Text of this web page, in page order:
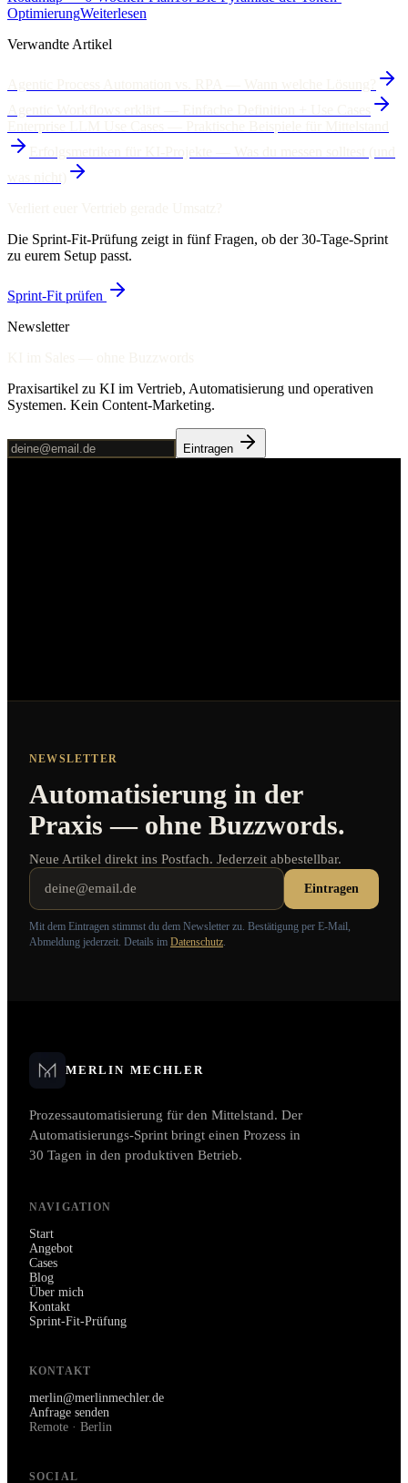
OptimierungWeiterlesen
Verwandte Artikel
Die Sprint-Fit-Prüfung zeigt in fünf Fragen, ob der 30-Tage-Sprint
zu eurem Setup passt.
Sprint-Fit prüfen
Newsletter
Praxisartikel zu KI im Vertrieb, Automatisierung und operativen
Systemen. Kein Content-Marketing.
Eintragen
NEWSLETTER
Automatisierung in der
Praxis — ohne Buzzwords.
Neue Artikel direkt ins Postfach. Jederzeit abbestellbar.
Eintragen
Mit dem Eintragen stimmst du dem Newsletter zu. Bestätigung per E-Mail,
Abmeldung jederzeit. Details im
Datenschutz
MERLIN MECHLER
Prozessautomatisierung für den Mittelstand. Der
Automatisierungs-Sprint bringt einen Prozess in
30 Tagen in den produktiven Betrieb.
NAVIGATION
Start
Angebot
Cases
Blog
Über mich
Kontakt
Sprint-Fit-Prüfung
KONTAKT
merlin@merlinmechler.de
Anfrage senden
Remote · Berlin
SOCIAL